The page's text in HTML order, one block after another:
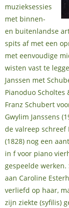
muzieksessies
met binnen-
en buitenlandse
spits af met een
met eenvoudige
wisten vast te
Janssen met
Pianoduo Scholtes
Franz Schubert
Gwylim Janssens
de valreep schreef
(1828) nog een
in f voor piano
gespeelde
aan Caroline
verliefd op haar,
zijn ziekte (syfilis)